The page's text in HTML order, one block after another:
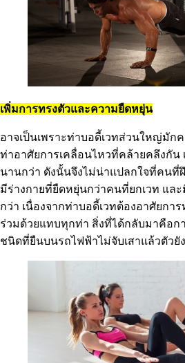
เพิ่มการทรงตัวและความยืดหยุ่น
อาจเป็นเพราะท่าบอดี้เวทส่วนใหญ่มัก
ท่าอาศัยการเคลื่อนไหวที่คล้ายคลึงกัน
นานกว่า ดังนั้นจึงไม่น่าแปลกใจที่คนที่
มีร่างกายที่ยืดหยุ่นกว่าคนที่ยกเวท แล
กว่า เนื่องจากท่าบอดี้เวทต้องอาศัยกา
ร่วมด้วยแทบทุกท่า สิ่งที่ได้กลับมาคือ
ชนิดที่ยืนบนรถไฟฟ้าไม่จับเสาแล้วตัวยั